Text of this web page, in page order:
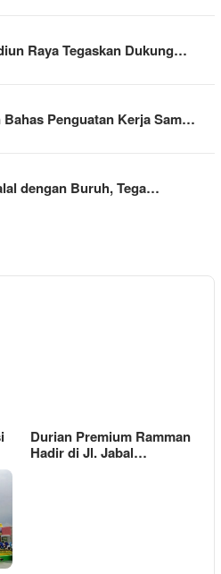
Raya Tegaskan Dukung…
Penguatan Kerja Sam…
dengan Buruh, Tega…
Durian Premium Ramman
Hadir di Jl. Jabal…